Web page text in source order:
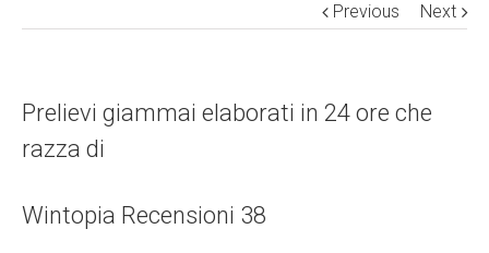
Previous Next
Prelievi giammai elaborati in 24 ore che
razza di
Wintopia Recensioni 38